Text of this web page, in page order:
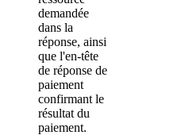
demandée
dans la
réponse, ainsi
que l'en-tête
de réponse de
paiement
confirmant le
résultat du
paiement.